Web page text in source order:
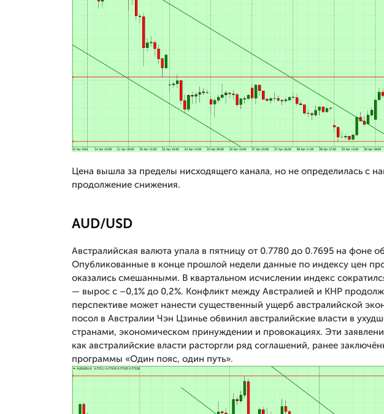
Цена вышла за пределы нисходящего канала, но не определилась с
продолжение снижения.
AUD/USD
Австралийская валюта упала в пятницу от 0.7780 до 0.7695 на фоне
Опубликованные в конце прошлой недели данные по индексу цен
оказались смешанными. В квартальном исчислении индекс
— вырос с –0,1% до 0,2%. Конфликт между Австралией и КНР
перспективе может нанести существенный ущерб австралийской
посол в Австралии Чэн Цзинье обвинил австралийские власти в
странами, экономическом принуждении и провокациях. Эти
как австралийские власти расторгли ряд соглашений, ранее
программы «Один пояс, один путь».